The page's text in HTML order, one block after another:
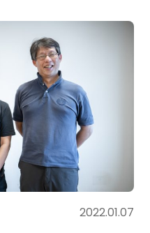
2022.01.07